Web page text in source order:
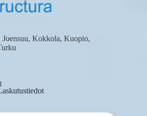
Kokkola, Kuopio,